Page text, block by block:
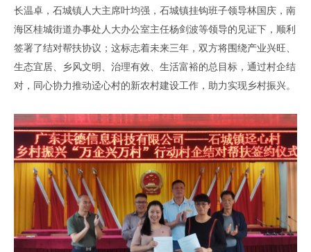
长温卓，石城镇人大主席叶均强，石城镇挂钩班子领导林国庆，南
海区桂城街道办事处人大办公室主任杨剑波等领导的见证下 ， 顺利
签署了结对帮扶协议； 这标志着未来三年，双方将围绕产业兴旺、
生态宜居、乡风文明、治理有效、生活富裕的总目标，通过村企结
对， 同心协力推动迳心村的新农村建设工作 ， 助力 实现乡村振兴。